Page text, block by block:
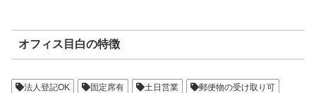
オフィス目白の特徴
法人登記OK 固定席有 土日営業
郵便物の受け取り可